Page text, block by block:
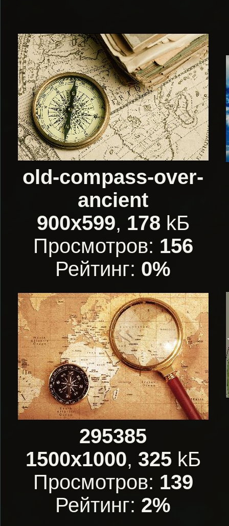
old-compass-over-
ancient
900x599, 178 kБ
Просмотров: 156
Рейтинг: 0%
295385
1500x1000, 325kБ
Просмотров: 139
Рейтинг: 2%